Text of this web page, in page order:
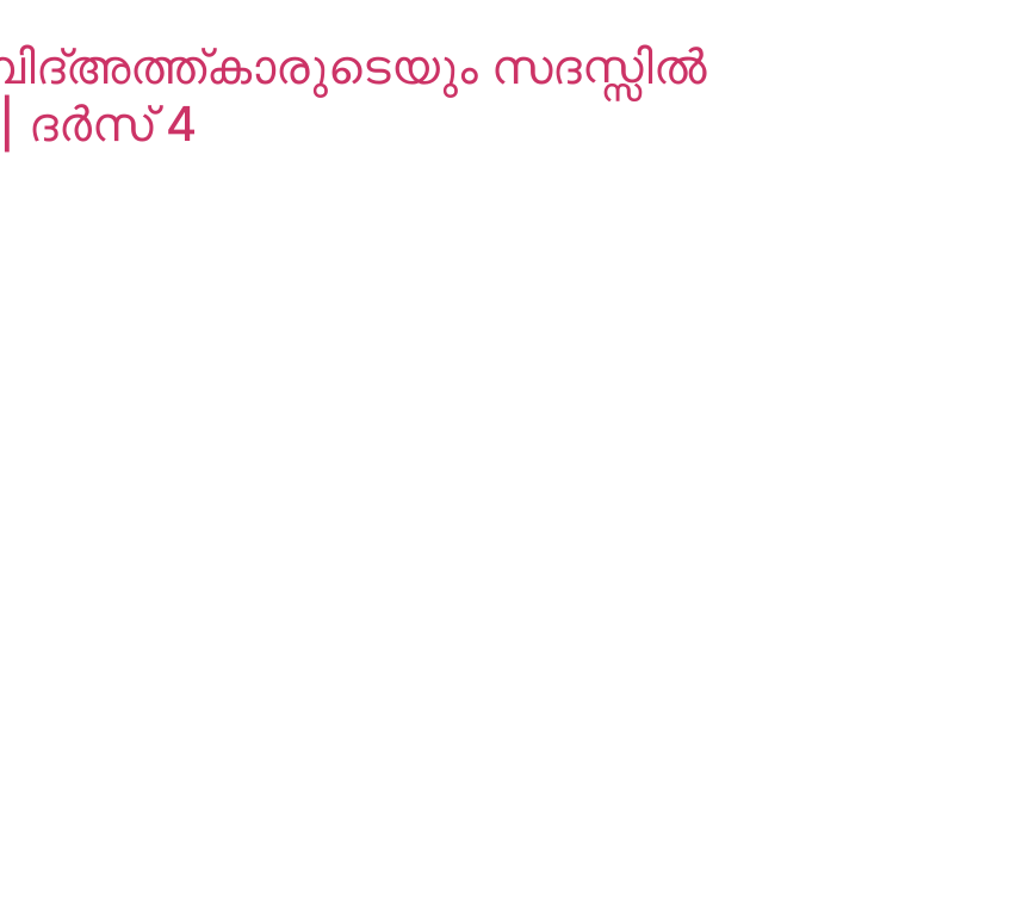
സദസ്സിൽ
| ദർസ് 4